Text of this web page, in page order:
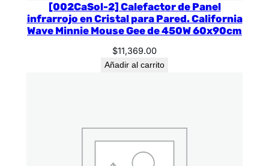
[002CaSol-2] Calefactor de Panel
infrarrojo en Cristal para Pared. California
Wave Minnie Mouse Gee de 450W 60x90cm
$11,369.00
Añadir al carrito